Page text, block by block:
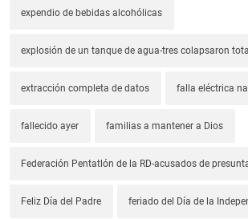
expendio de bebidas alcohólicas
explosión de un tanque de agua-tres colapsaron
extracción completa de datos falla eléctrica
fallecido ayer familias a mantener a Dios
Federación Pentatlón de la RD-acusados de
Feliz Día del Padre feriado del Día de la